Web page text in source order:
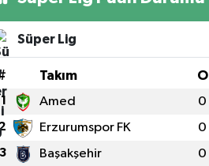
Süper Lig
Takım O
1 Amed 0
Erzurumspor FK 0
3 Başakşehir 0